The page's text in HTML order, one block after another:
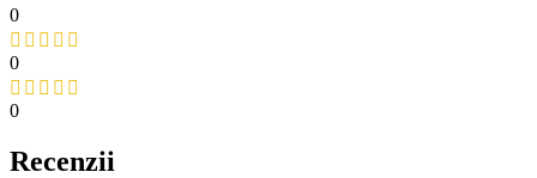
0
0
0
Recenzii